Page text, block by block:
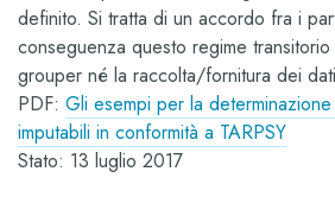
definito. Si tratta di un accordo fra i
conseguenza questo regime
grouper né la raccolta/fornitura dei dati
PDF: Gli esempi per la
imputabili in conformità a TARPSY
Stato: 13 luglio 2017